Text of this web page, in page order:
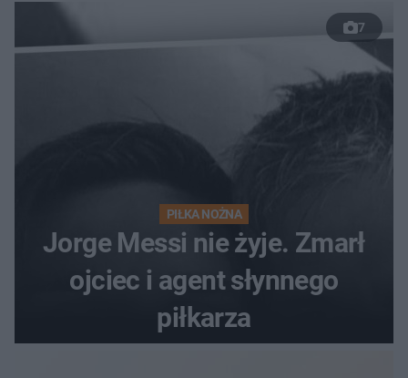
7
PIŁKA NOŻNA
Jorge Messi nie żyje. Zmarł
ojciec i agent słynnego
piłkarza